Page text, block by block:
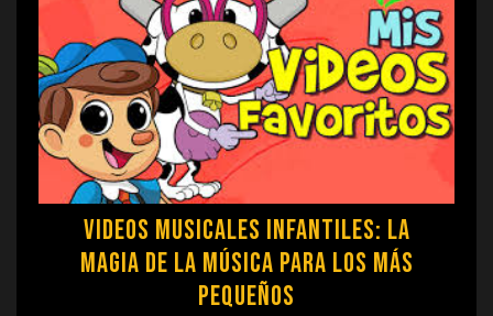
Videos Musicales Infantiles: La
Magia de la Música para los más
Pequeños